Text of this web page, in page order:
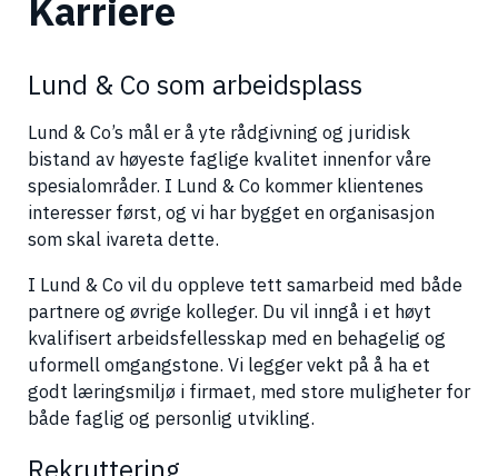
Karriere
Lund & Co som arbeidsplass
Lund & Co’s mål er å yte rådgivning og juridisk
bistand av høyeste faglige kvalitet innenfor våre
spesialområder. I Lund & Co kommer klientenes
interesser først, og vi har bygget en organisasjon
som skal ivareta dette.
I Lund & Co vil du oppleve tett samarbeid med både
partnere og øvrige kolleger. Du vil inngå i et høyt
kvalifisert arbeidsfellesskap med en behagelig og
uformell omgangstone. Vi legger vekt på å ha et
godt læringsmiljø i firmaet, med store muligheter for
både faglig og personlig utvikling.